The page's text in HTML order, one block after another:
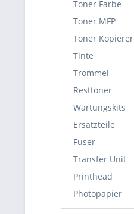
Toner Farbe
Toner MFP
Toner Kopierer
Tinte
Trommel
Resttoner
Wartungskits
Ersatzteile
Fuser
Transfer Unit
Printhead
Photopapier